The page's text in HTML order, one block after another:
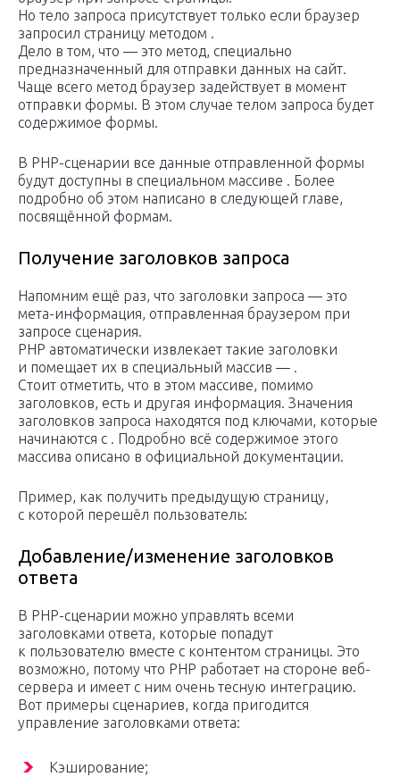
Но тело запроса присутствует только если браузер
запросил страницу методом .
Дело в том, что — это метод, специально
предназначенный для отправки данных на сайт.
Чаще всего метод браузер задействует в момент
отправки формы. В этом случае телом запроса будет
содержимое формы.
В PHP-сценарии все данные отправленной формы
будут доступны в специальном массиве . Более
подробно об этом написано в следующей главе,
посвящённой формам.
Получение заголовков запроса
Напомним ещё раз, что заголовки запроса — это
мета-информация, отправленная браузером при
запросе сценария.
PHP автоматически извлекает такие заголовки
и помещает их в специальный массив — .
Стоит отметить, что в этом массиве, помимо
заголовков, есть и другая информация. Значения
заголовков запроса находятся под ключами, которые
начинаются с . Подробно всё содержимое этого
массива описано в официальной документации.
Пример, как получить предыдущую страницу,
с которой перешёл пользователь:
Добавление/изменение заголовков
ответа
В PHP-сценарии можно управлять всеми
заголовками ответа, которые попадут
к пользователю вместе с контентом страницы. Это
возможно, потому что PHP работает на стороне веб-
сервера и имеет с ним очень тесную интеграцию.
Вот примеры сценариев, когда пригодится
управление заголовками ответа:
Кэширование;